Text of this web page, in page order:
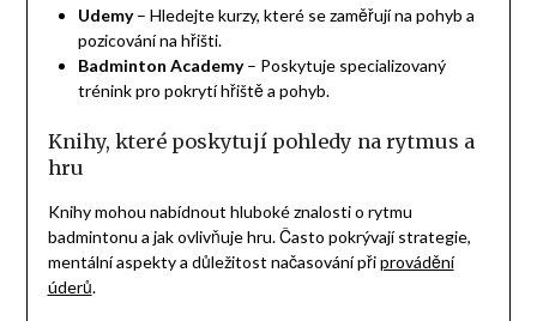
Udemy– Hledejte kurzy, které se zaměřují na pohyb a
pozicování na hřišti.
Badminton Academy– Poskytuje specializovaný
trénink pro pokrytí hřiště a pohyb.
Knihy, které poskytují pohledy na rytmus a
hru
Knihy mohou nabídnout hluboké znalosti o rytmu
badmintonu a jak ovlivňuje hru. Často pokrývají strategie,
mentální aspekty a důležitost načasování připrovádění
úderů.